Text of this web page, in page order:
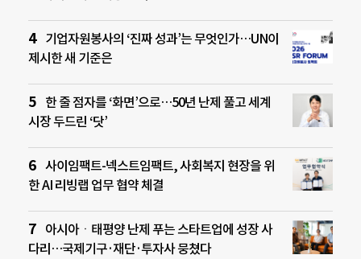
기업자원봉사의 ‘진짜 성과’는 무엇인가…UN이
제시한 새 기준은
한 줄 점자를 ‘화면’으로…50년 난제 풀고 세계
시장 두드린 ‘닷’
사이임팩트-넥스트임팩트, 사회복지 현장을 위
한 AI 리빙랩 업무 협약 체결
아시아ㆍ태평양 난제 푸는 스타트업에 성장 사
다리…국제기구·재단·투자사 뭉쳤다